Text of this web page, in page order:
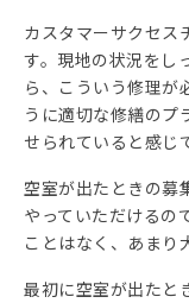
カスタマーサクセス
す。現地の状況をし
ら、こういう修理が
うに適切な修繕のプ
せられていると感じ
空室が出たときの募
やっていただけるの
ことはなく、あまり
最初に空室が出たと